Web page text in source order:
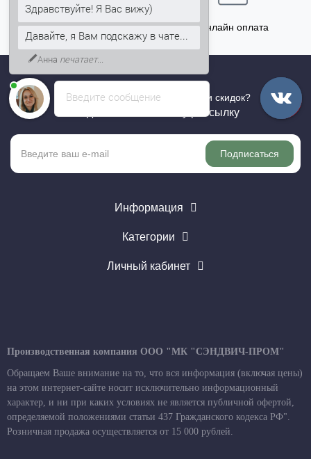
Точный расчёт Онлайн оплата
Хотите быть в курсе всех акций и скидок?
Подпишитесь на нашу рассылку
Подписаться
Информация
Категории
Личный кабинет
Производственная компания ООО "МК "СЭНДВИЧ-ПРОМ"
Обращаем Ваше внимание на то, что вся информация (включая цены)
на этом интернет-сайте носит исключительно информационный
характер, и ни при каких условиях не является публичной офертой,
определяемой положениями статьи 437 Гражданского кодекса РФ".
Розничная продажа осуществляется от 15 000 рублей.
Введите сообщение
Здравствуйте! Я Вас вижу)
Давайте, я Вам подскажу в чате...
Анна печатает...